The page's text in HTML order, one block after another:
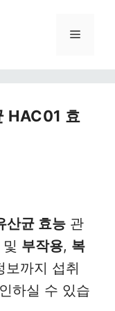
Menu
HAC01 효
산균 효능 관
및 부작용, 복
보까지 섭취
하실 수 있습